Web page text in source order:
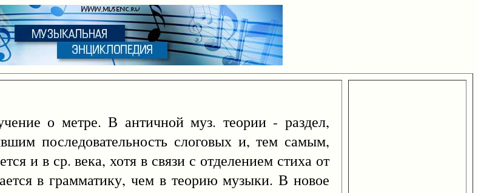
о метре. В античной муз. теории - раздел,
последовательность слоговых и, тем самым,
и в ср. века, хотя в связи с отделением стиха от
в грамматику, чем в теорию музыки. В новое